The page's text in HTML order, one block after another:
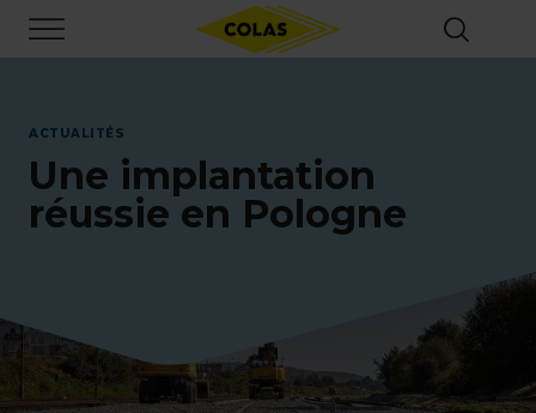
contenu
principal
ACTUALITÉS
Une implantation
réussie en Pologne